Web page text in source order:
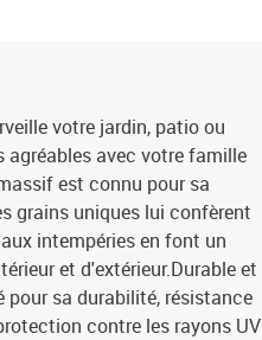
votre jardin, patio ou
agréables avec votre famille
est connu pour sa
grains uniques lui confèrent
intempéries en font un
et d'extérieur.Durable et
pour sa durabilité, résistance
contre les rayons UV